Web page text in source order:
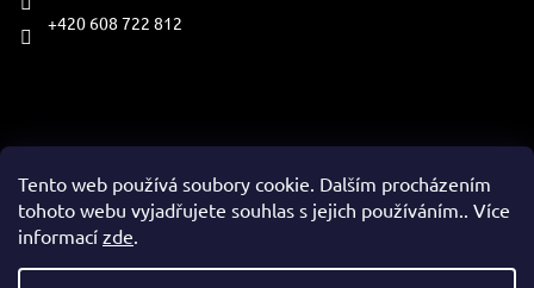
Tento web používá soubory cookie. Dalším procházením
tohoto webu vyjadřujete souhlas s jejich používáním.. Více
informací zde.
+420 608 722 812